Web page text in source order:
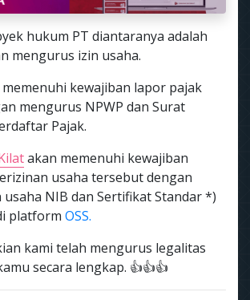
hukum PT diantaranya adalah
mengurus izin usaha.
kewajiban lapor pajak
mengurus NPWP dan Surat
Pajak.
akan memenuhi kewajiban
usaha tersebut dengan
NIB dan Sertifikat Standar *)
platform OSS.
kami telah mengurus legalitas
secara lengkap. 👍👍👍